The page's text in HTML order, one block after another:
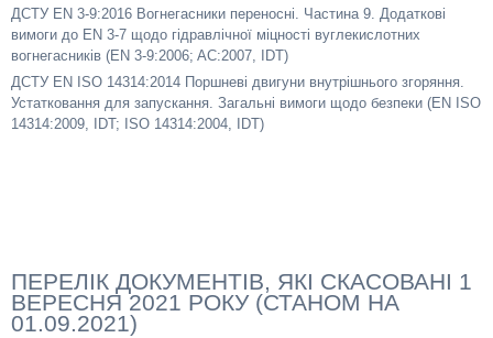
ДСТУ EN 3-9:2016 Вогнегасники переносні. Частина 9. Додаткові
вимоги до EN 3-7 щодо гідравлічної міцності вуглекислотних
вогнегасників (EN 3-9:2006; AC:2007, IDT)
ДСТУ EN ISO 14314:2014 Поршневі двигуни внутрішнього згоряння.
Устатковання для запускання. Загальні вимоги щодо безпеки (EN ISO
14314:2009, IDT; ISO 14314:2004, IDT)
ПЕРЕЛІК ДОКУМЕНТІВ, ЯКІ СКАСОВАНІ 1
ВЕРЕСНЯ 2021 РОКУ (СТАНОМ НА
01.09.2021)